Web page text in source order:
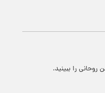
روحانی را ببینید.